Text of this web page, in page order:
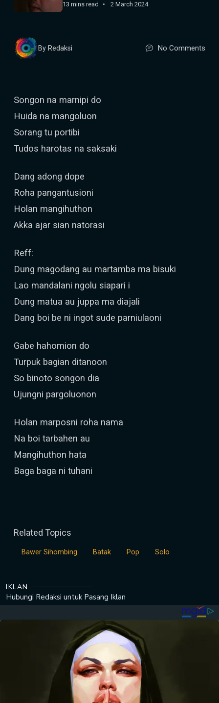
13 mins read
2 March 2024
By Redaksi No Comments
Songon na marnipi do
Huida na mangoluon
Sorang tu portibi
Tudos harotas na saksaki
Dang adong dope
Roha pangantusioni
Holan mangihuthon
Akka ajar sian natorasi
Reff:
Dung magodang au martamba ma bisuki
Lao mandalani ngolu siapari i
Dung matua au juppa ma diajali
Dang boi be ni ingot sude parniulaoni
Gabe hahomion do
Turpuk bagian ditanoon
So binoto songon dia
Ujungni pargoluonon
Holan marposni roha nama
Na boi tarbahen au
Mangihuthon hata
Baga baga ni tuhani
Related Topics
Bawer Sihombing Batak Pop Solo
IKLAN
Hubungi Redaksi untuk Pasang Iklan